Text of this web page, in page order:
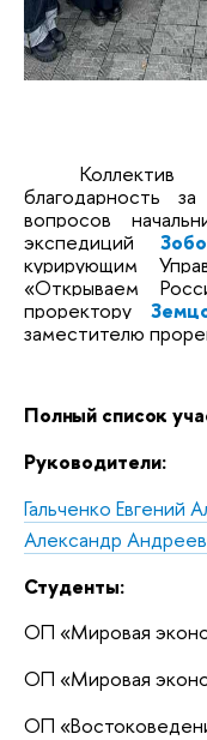
благодарность
вопросов
экспедиций
курирующим
«Открываем
проректору
заместителю
Полный список
Руководители:
Гальченко Евгений
Александр
Студенты:
ОП «Mировая
ОП «Мировая
ОП